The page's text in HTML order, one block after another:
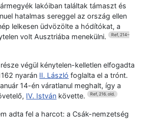
lakóiban találtak támaszt és
hatalmas sereggel az ország ellen
lelkesen üdvözölte a hódítókat, a
volt Ausztriába menekülni. Ref, 214–
végül kénytelen-kelletlen elfogadta
nyarán II. László foglalta el a trónt.
14-én váratlanul meghalt, így a
IV. István követte. Ref, 216. old.
adta fel a harcot: a Csák-nemzetség